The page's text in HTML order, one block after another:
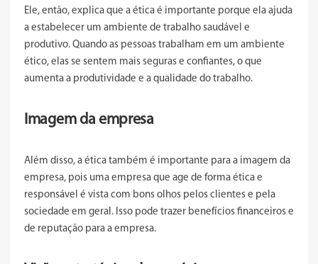
Ele, então, explica que a ética é importante porque ela ajuda
a estabelecer um ambiente de trabalho saudável e
produtivo. Quando as pessoas trabalham em um ambiente
ético, elas se sentem mais seguras e confiantes, o que
aumenta a produtividade e a qualidade do trabalho.
Imagem da empresa
Além disso, a ética também é importante para a imagem da
empresa, pois uma empresa que age de forma ética e
responsável é vista com bons olhos pelos clientes e pela
sociedade em geral. Isso pode trazer benefícios financeiros e
de reputação para a empresa.